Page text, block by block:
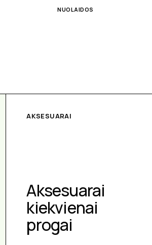
NUOLAIDOS
AKSESUARAI
Aksesuarai
kiekvienai
progai